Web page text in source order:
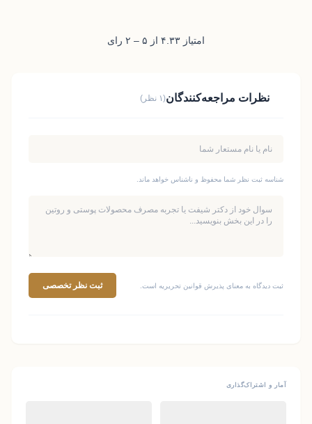
امتیاز ۴.۳۳ از ۵ – ۲ رای
نظرات مراجعه‌کنندگان(۱ نظر)
شناسه ثبت نظر شما محفوظ و ناشناس خواهد ماند.
ثبت دیدگاه به معنای پذیرش قوانین تحریریه است. ثبت نظر تخصصی
آمار و اشتراک‌گذاری